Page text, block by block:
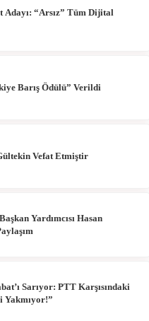
Adayı: “Arsız” Tüm Dijital
Barış Ödülü” Verildi
Vefat Etmiştir
Yardımcısı Hasan
Sarıyor: PTT Karşısındaki
Yakmıyor!”